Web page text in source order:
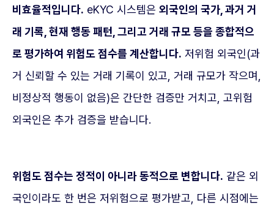
비효율적입니다. eKYC 시스템은 외국인의 국가, 과거 거
래 기록, 현재 행동 패턴, 그리고 거래 규모 등을 종합적으
로 평가하여 위험도 점수를 계산합니다. 저위험 외국인(과
거 신뢰할 수 있는 거래 기록이 있고, 거래 규모가 작으며,
비정상적 행동이 없음)은 간단한 검증만 거치고, 고위험
외국인은 추가 검증을 받습니다.
위험도 점수는 정적이 아니라 동적으로 변합니다. 같은 외
국인이라도 한 번은 저위험으로 평가받고, 다른 시점에는